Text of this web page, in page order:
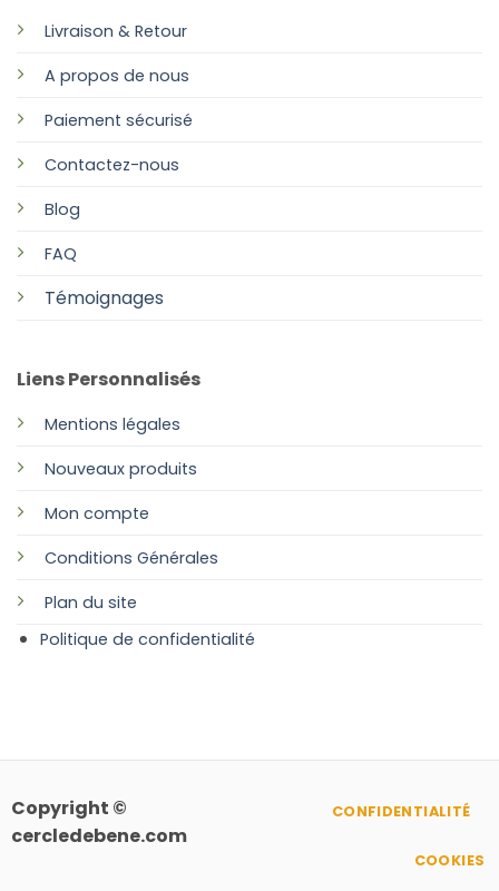
Livraison & Retour
A propos de nous
Paiement sécurisé
Contactez-nous
Blog
FAQ
Témoignages
Liens Personnalisés
Mentions légales
Nouveaux produits
Mon compte
Conditions Générales
Plan du site
Politique de confidentialité
Copyright ©
cercledebene.com
CONFIDENTIALITÉ
COOKIES